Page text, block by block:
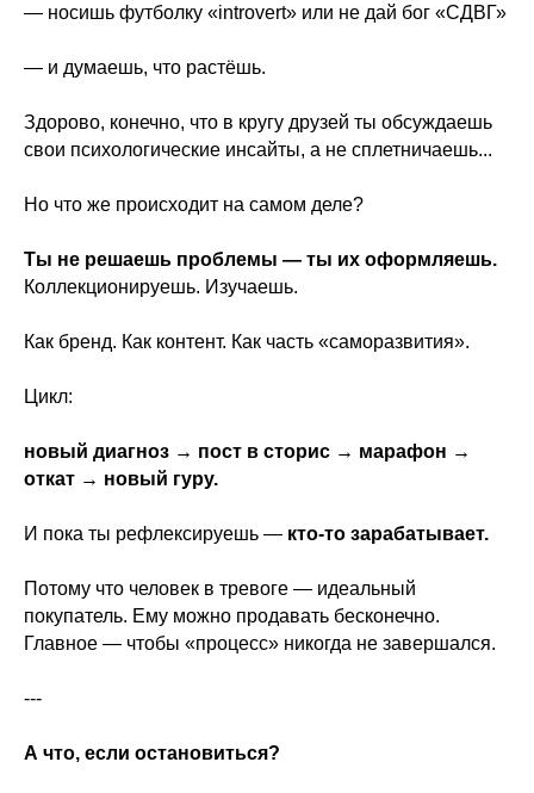
— носишь футболку «introvert» или не дай бог «СДВГ»
— и думаешь, что растёшь.
Здорово, конечно, что в кругу друзей ты обсуждаешь
свои психологические инсайты, а не сплетничаешь...
Но что же происходит на самом деле?
Ты не решаешь проблемы — ты их оформляешь.
Коллекционируешь. Изучаешь.
Как бренд. Как контент. Как часть «саморазвития».
Цикл:
новый диагноз → пост в сторис → марафон →
откат → новый гуру.
И пока ты рефлексируешь — кто-то зарабатывает.
Потому что человек в тревоге — идеальный
покупатель. Ему можно продавать бесконечно.
Главное — чтобы «процесс» никогда не завершался.
---
А что, если остановиться?